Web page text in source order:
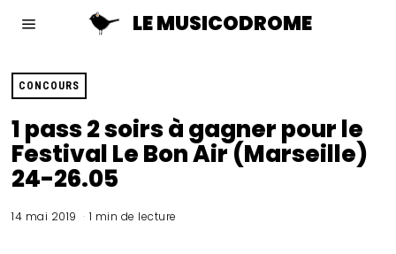
LE MUSICODROME
CONCOURS
1 pass 2 soirs à gagner pour le
Festival Le Bon Air (Marseille)
24-26.05
14 mai 2019 1 min de lecture